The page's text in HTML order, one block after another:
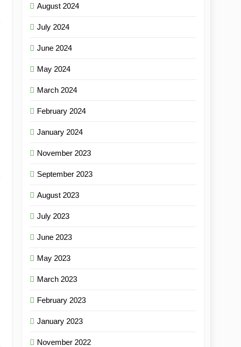
August 2024
July 2024
June 2024
May 2024
March 2024
February 2024
January 2024
November 2023
September 2023
August 2023
July 2023
June 2023
May 2023
March 2023
February 2023
January 2023
November 2022